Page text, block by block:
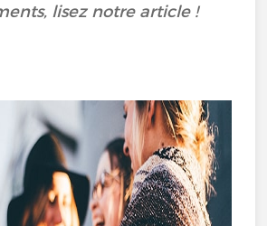
lisez notre article !